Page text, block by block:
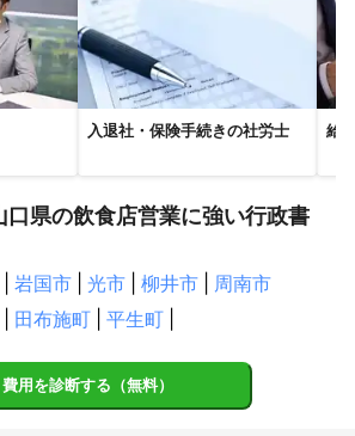
賀市 添田町
栗町 新宮町 須恵町
免町 太宰府市 朝倉市
筑前町
大野城市 春日市
大刀洗町
後市 大木町 大川市
みやま市
入退社・保険手続きの社労士 給
口県の飲食店営業に強い行政書
岩国市 光市 柳井市
周南市
田布施町 平生町
費用を診断する（無料）